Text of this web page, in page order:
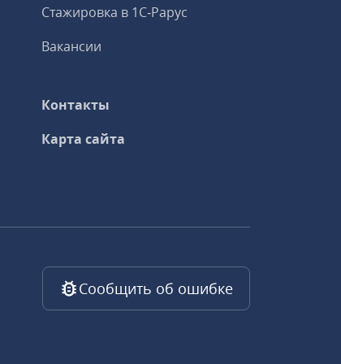
Стажировка в 1С‑Рарус
Вакансии
Контакты
Карта сайта
Сообщить об ошибке